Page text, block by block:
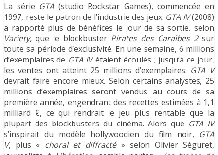
La série GTA (studio Rockstar Games), commencée en
1997, reste le patron de l’industrie des jeux. GTA IV(2008)
a rapporté plus de bénéfices le jour de sa sortie, selon
Variety, que le blockbuster Pirates des Caraïbes 2 sur
toute sa période d’exclusivité. En une semaine, 6 millions
d’exemplaires de GTA IVétaient écoulés ; jusqu’à ce jour,
les ventes ont atteint 25 millions d’exemplaires. GTA V
devrait faire encore mieux. Selon certains analystes, 25
millions d’exemplaires seront vendus au cours de sa
première année, engendrant des recettes estimées à 1,1
milliard €, ce qui rendrait le jeu plus rentable que la
plupart des blockbusters du cinéma. Alors que GTA IV
s’inspirait du modèle hollywoodien du film noir, GTA
V, plus « choral et diffracté» selon Olivier Séguret,